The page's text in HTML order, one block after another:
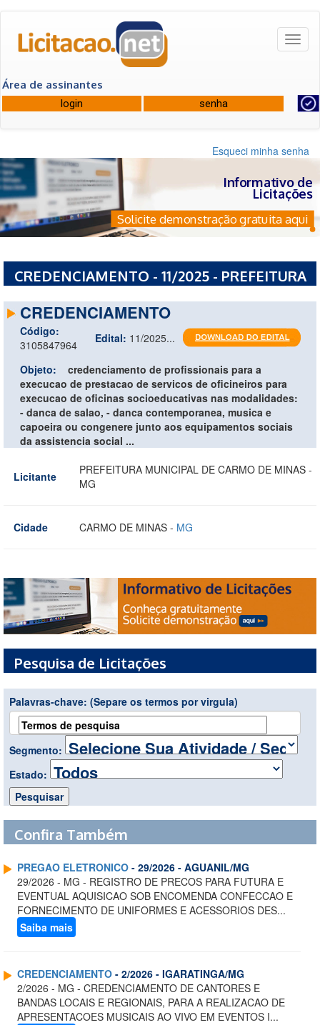
Área de assinantes
Esqueci minha senha
Informativo de
Licitações
Solicite demonstração gratuita aqui
CREDENCIAMENTO - 11/2025 - PREFEITURA
CREDENCIAMENTO
Código:
3105847964
Edital: 11/2025...
Objeto:
credenciamento de profissionais para a
execucao de prestacao de servicos de oficineiros para
execucao de oficinas socioeducativas nas modalidades:
- danca de salao, - danca contemporanea, musica e
capoeira ou congenere junto aos equipamentos sociais
da assistencia social ...
Licitante
PREFEITURA MUNICIPAL DE CARMO DE MINAS -
MG
Cidade CARMO DE MINAS - MG
Pesquisa de Licitações
Palavras-chave: (Separe os termos por virgula)
Segmento:
Estado:
Confira Também
PREGAO ELETRONICO - 29/2026 - AGUANIL/MG
29/2026 - MG - REGISTRO DE PRECOS PARA FUTURA E
EVENTUAL AQUISICAO SOB ENCOMENDA CONFECCAO E
FORNECIMENTO DE UNIFORMES E ACESSORIOS DES...
Saiba mais
CREDENCIAMENTO - 2/2026 - IGARATINGA/MG
2/2026 - MG - CREDENCIAMENTO DE CANTORES E
BANDAS LOCAIS E REGIONAIS, PARA A REALIZACAO DE
APRESENTACOES MUSICAIS AO VIVO EM EVENTOS I...